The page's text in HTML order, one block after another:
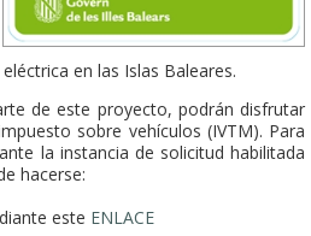
en las Islas Baleares.
de este proyecto, podrán disfrutar
sobre vehículos (IVTM). Para
la instancia de solicitud habilitada
hacerse:
este ENLACE